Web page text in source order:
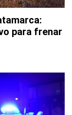
para frenar